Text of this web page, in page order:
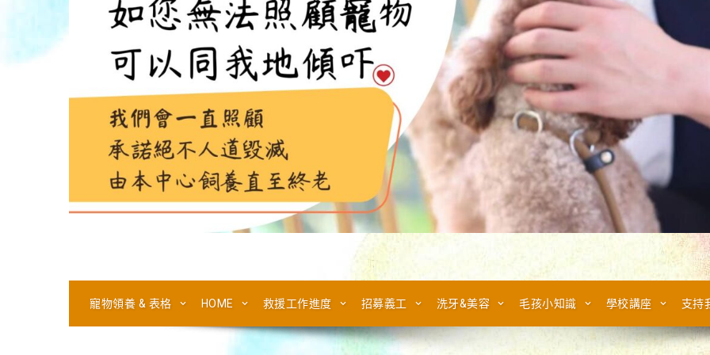
寵物領養 & 表格 HOME 救援工作進度 招募義工 洗牙&美容 毛孩小知識 學校講座 支持